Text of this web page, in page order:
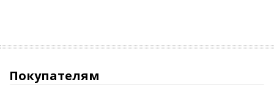
Покупателям